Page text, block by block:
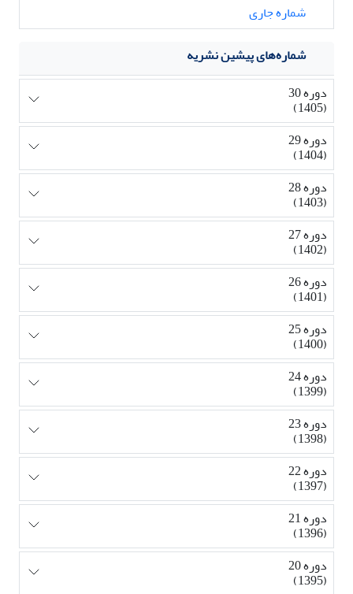
شماره جاری
شماره‌های پیشین نشریه
دوره 30
(1405)
دوره 29
(1404)
دوره 28
(1403)
دوره 27
(1402)
دوره 26
(1401)
دوره 25
(1400)
دوره 24
(1399)
دوره 23
(1398)
دوره 22
(1397)
دوره 21
(1396)
دوره 20
(1395)